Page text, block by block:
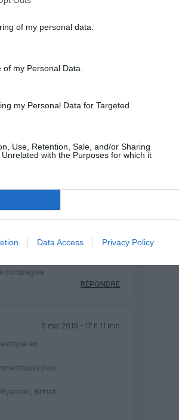
of my personal data.
my Personal Data.
my Personal Data for Targeted
Use, Retention, Sale, and/or Sharing
with the Purposes for which it
Data Access Privacy Policy
deuxième marché
majeur de
ses concurrents
l’alliance.
surtout au
sont
avant : LH
compagnie
RÉPONDRE
5 mai 2019 - 17 h 11 min
en
pour
British